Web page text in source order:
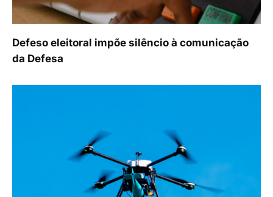
Defeso eleitoral impõe silêncio à comunicação
da Defesa